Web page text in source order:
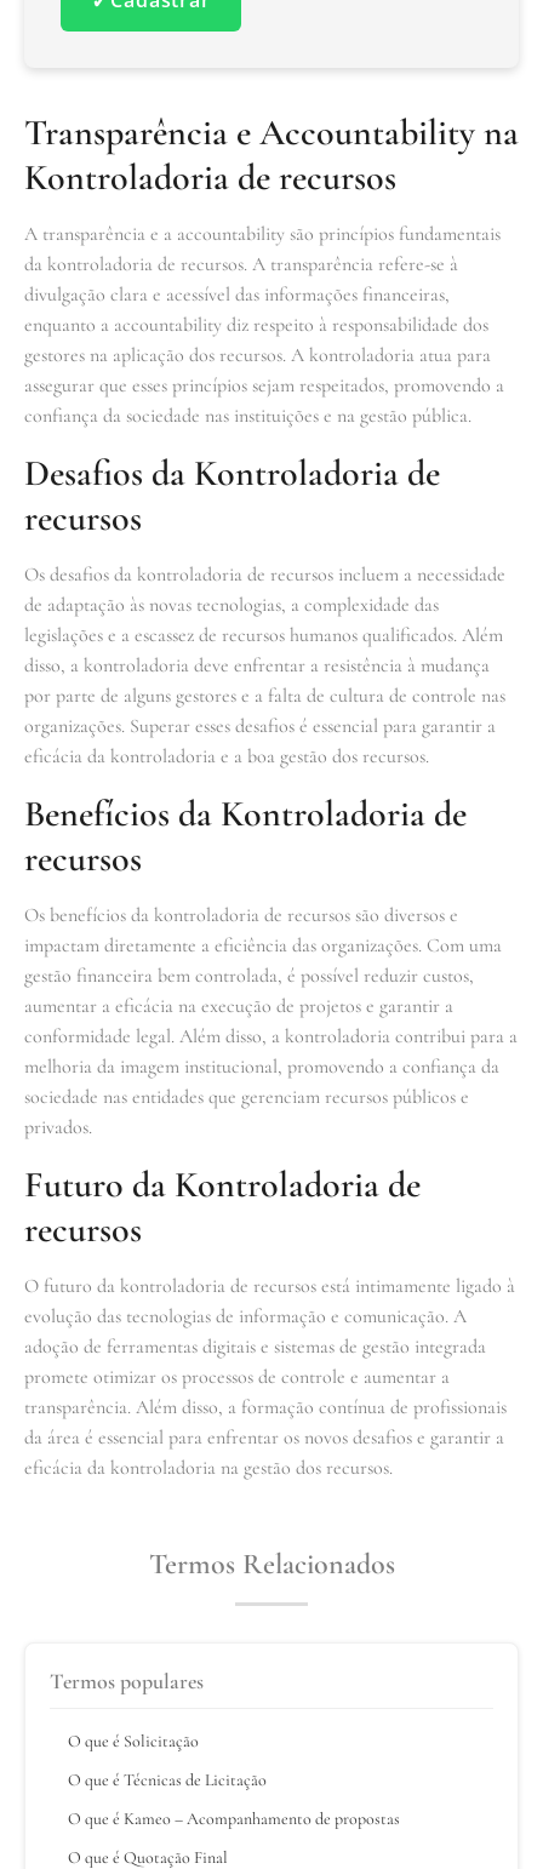
Transparência e Accountability na
Kontroladoria de recursos
A transparência e a accountability são princípios fundamentais
da kontroladoria de recursos. A transparência refere-se à
divulgação clara e acessível das informações financeiras,
enquanto a accountability diz respeito à responsabilidade dos
gestores na aplicação dos recursos. A kontroladoria atua para
assegurar que esses princípios sejam respeitados, promovendo a
confiança da sociedade nas instituições e na gestão pública.
Desafios da Kontroladoria de
recursos
Os desafios da kontroladoria de recursos incluem a necessidade
de adaptação às novas tecnologias, a complexidade das
legislações e a escassez de recursos humanos qualificados. Além
disso, a kontroladoria deve enfrentar a resistência à mudança
por parte de alguns gestores e a falta de cultura de controle nas
organizações. Superar esses desafios é essencial para garantir a
eficácia da kontroladoria e a boa gestão dos recursos.
Benefícios da Kontroladoria de
recursos
Os benefícios da kontroladoria de recursos são diversos e
impactam diretamente a eficiência das organizações. Com uma
gestão financeira bem controlada, é possível reduzir custos,
aumentar a eficácia na execução de projetos e garantir a
conformidade legal. Além disso, a kontroladoria contribui para a
melhoria da imagem institucional, promovendo a confiança da
sociedade nas entidades que gerenciam recursos públicos e
privados.
Futuro da Kontroladoria de
recursos
O futuro da kontroladoria de recursos está intimamente ligado à
evolução das tecnologias de informação e comunicação. A
adoção de ferramentas digitais e sistemas de gestão integrada
promete otimizar os processos de controle e aumentar a
transparência. Além disso, a formação contínua de profissionais
da área é essencial para enfrentar os novos desafios e garantir a
eficácia da kontroladoria na gestão dos recursos.
Termos Relacionados
Termos populares
O que é Solicitação
O que é Técnicas de Licitação
O que é Kameo – Acompanhamento de propostas
O que é Quotação Final